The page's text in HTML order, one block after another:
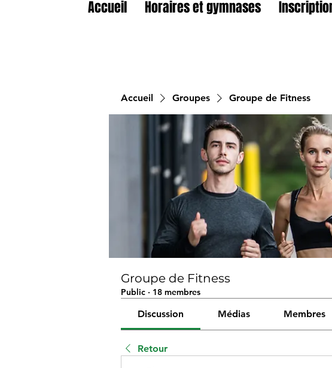
Accueil Horaires et gymnases
Accueil Groupes Groupe de Fitness
Groupe de Fitness
Public · 18 membres
Discussion Médias Membres
Retour